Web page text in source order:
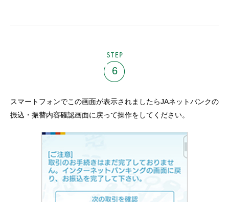
6
スマートフォンでこの画面が表示されましたらJAネットバンクの
振込・振替内容確認画面に戻って操作をしてください。